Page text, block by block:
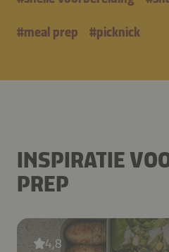
#meal prep #picknick
INSPIRATIE
PREP
4,8